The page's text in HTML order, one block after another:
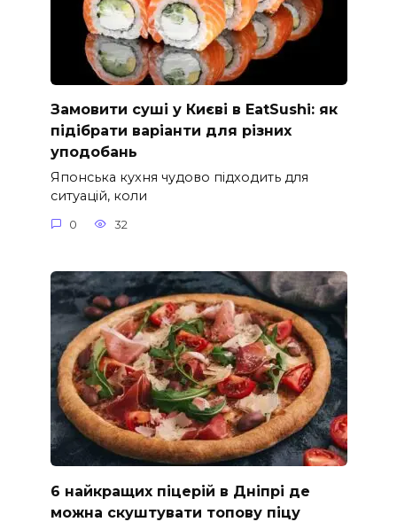
Замовити суші у Києві в EatSushi: як
підібрати варіанти для різних
уподобань
Японська кухня чудово підходить для
ситуацій, коли
0 32
6 найкращих піцерій в Дніпрі де
можна скуштувати топову піцу